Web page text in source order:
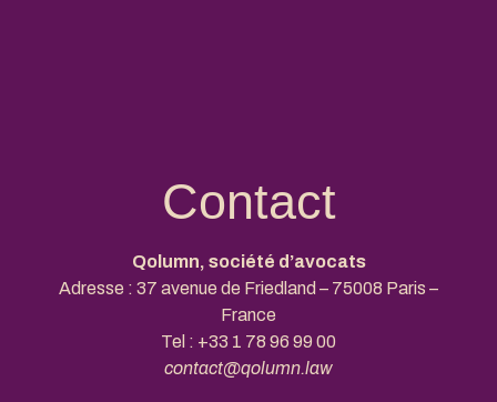
Contact
Qolumn, société d’avocats
Adresse : 37 avenue de Friedland – 75008 Paris –
France
Tel : +33 1 78 96 99 00
contact@qolumn.law